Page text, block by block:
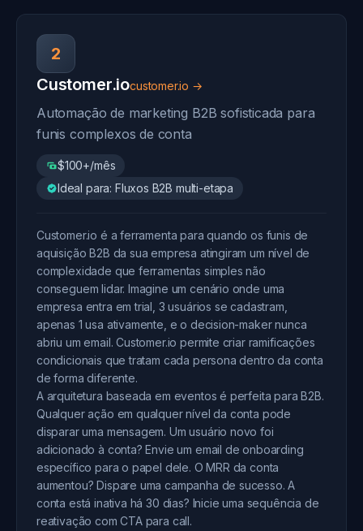
2
Customer.iocustomer.io →
Automação de marketing B2B sofisticada para
funis complexos de conta
$100+/mês
Ideal para: Fluxos B2B multi-etapa
Customer.io é a ferramenta para quando os funis de
aquisição B2B da sua empresa atingiram um nível de
complexidade que ferramentas simples não
conseguem lidar. Imagine um cenário onde uma
empresa entra em trial, 3 usuários se cadastram,
apenas 1 usa ativamente, e o decision-maker nunca
abriu um email. Customer.io permite criar ramificações
condicionais que tratam cada persona dentro da conta
de forma diferente.
A arquitetura baseada em eventos é perfeita para B2B.
Qualquer ação em qualquer nível da conta pode
disparar uma mensagem. Um usuário novo foi
adicionado à conta? Envie um email de onboarding
específico para o papel dele. O MRR da conta
aumentou? Dispare uma campanha de sucesso. A
conta está inativa há 30 dias? Inicie uma sequência de
reativação com CTA para call.